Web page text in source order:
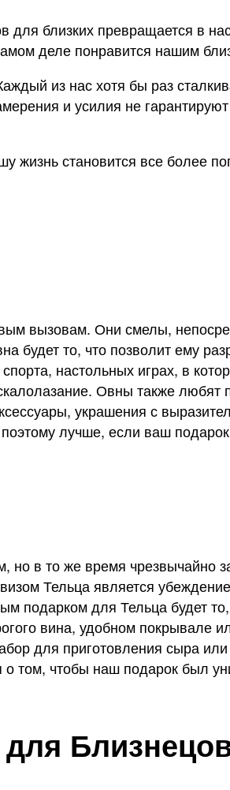
для близких превращается в
деле понравится нашим
из нас хотя бы раз
и усилия не
жизнь становится все более
вызовам. Они смелы,
будет то, что позволит ему
настольных играх, в
Овны также любят
украшения с
лучше, если ваш
но в то же время чрезвычайно
Тельца является
подарком для Тельца будет то,
вина, удобном покрывале
для приготовления сыра
о том, чтобы наш подарок был